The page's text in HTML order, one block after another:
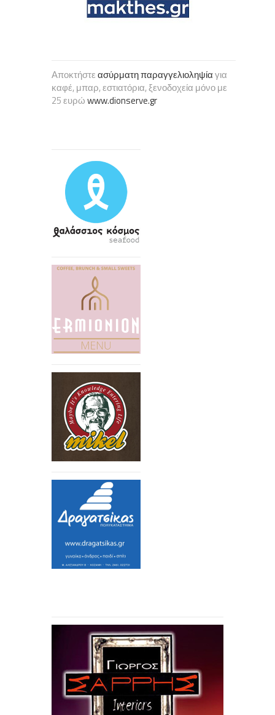
Αποκτήστεασύρματη παραγγελιοληψίαγια
καφέ, μπαρ, εστιατόρια, ξενοδοχεία μόνο με
25 ευρώwww.dionserve.gr